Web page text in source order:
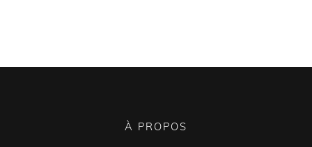
À PROPOS